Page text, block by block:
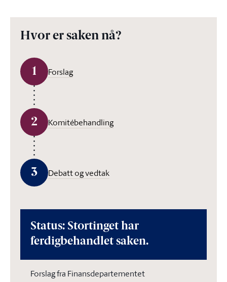
Hvor er saken nå?
1 Forslag
2 Komitébehandling
3 Debatt og vedtak
Status: Stortinget har
ferdigbehandlet saken.
Forslag fra Finansdepartementet